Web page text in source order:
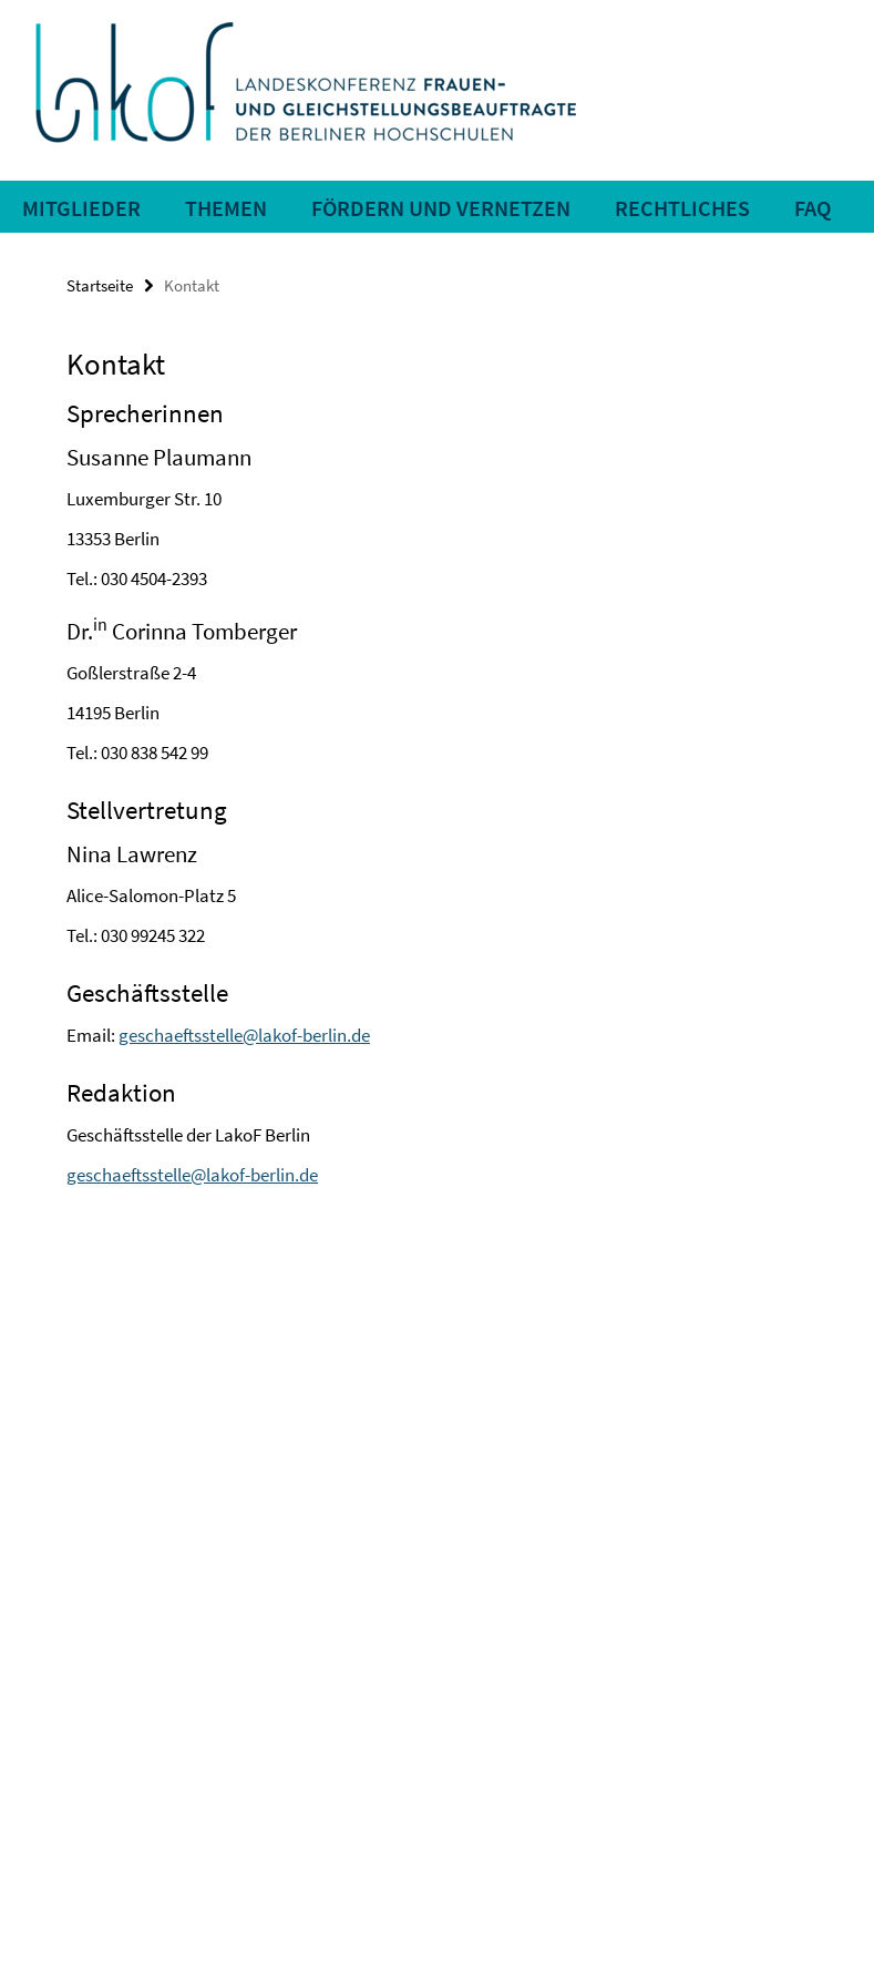
Navigation
MITGLIEDER THEMEN FÖRDERN UND VERNETZEN RECHTLICHES FAQ
Startseite Kontakt
Kontakt
Sprecherinnen
Susanne Plaumann
Luxemburger Str. 10
13353 Berlin
Tel.: 030 4504-2393
Dr.in Corinna Tomberger
Goßlerstraße 2-4
14195 Berlin
Tel.: 030 838 542 99
Stellvertretung
Nina Lawrenz
Alice-Salomon-Platz 5
Tel.: 030 99245 322
Geschäftsstelle
Email: geschaeftsstelle@lakof-berlin.de
Redaktion
Geschäftsstelle der LakoF Berlin
geschaeftsstelle@lakof-berlin.de